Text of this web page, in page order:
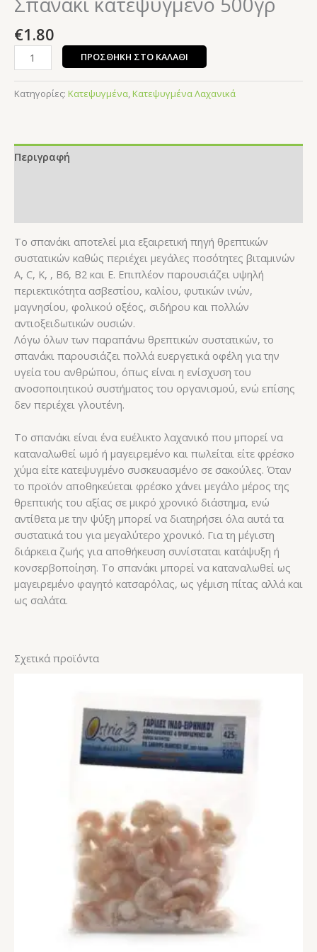
€1.80
ΠΡΟΣΘΉΚΗ ΣΤΟ ΚΑΛΆΘΙ
Κατηγορίες: Κατεψυγμένα,Κατεψυγμένα Λαχανικά
Περιγραφή
Το σπανάκι αποτελεί μια εξαιρετική πηγή θρεπτικών
συστατικών καθώς περιέχει μεγάλες ποσότητες βιταμινών
Α, C, Κ, , Β6, Β2 και Ε. Επιπλέον παρουσιάζει υψηλή
περιεκτικότητα ασβεστίου, καλίου, φυτικών ινών,
μαγνησίου, φολικού οξέος, σιδήρου και πολλών
αντιοξειδωτικών ουσιών.
Λόγω όλων των παραπάνω θρεπτικών συστατικών, το
σπανάκι παρουσιάζει πολλά ευεργετικά οφέλη για την
υγεία του ανθρώπου, όπως είναι η ενίσχυση του
ανοσοποιητικού συστήματος του οργανισμού, ενώ επίσης
δεν περιέχει γλουτένη.
Το σπανάκι είναι ένα ευέλικτο λαχανικό που μπορεί να
καταναλωθεί ωμό ή μαγειρεμένο και πωλείται είτε φρέσκο
χύμα είτε κατεψυγμένο συσκευασμένο σε σακούλες. Όταν
το προϊόν αποθηκεύεται φρέσκο χάνει μεγάλο μέρος της
θρεπτικής του αξίας σε μικρό χρονικό διάστημα, ενώ
αντίθετα με την ψύξη μπορεί να διατηρήσει όλα αυτά τα
συστατικά του για μεγαλύτερο χρονικό. Για τη μέγιστη
διάρκεια ζωής για αποθήκευση συνίσταται κατάψυξη ή
κονσερβοποίηση. Το σπανάκι μπορεί να καταναλωθεί ως
μαγειρεμένο φαγητό κατσαρόλας, ως γέμιση πίτας αλλά και
ως σαλάτα.
Σχετικά προϊόντα